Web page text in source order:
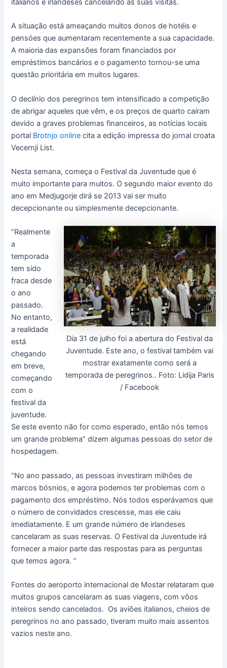
italianos e irlandeses cancelando as suas visitas.
A situação está ameaçando muitos donos de hotéis e
pensóes que aumentaram recentemente a sua capacidade.
A maioria das expansões foram financiados por
empréstimos bancários e o pagamento tornou-se uma
questão prioritária em muitos lugares.
O declínio dos peregrinos tem intensificado a competição
de abrigar aqueles que vêm, e os preços de quarto caíram
devido a graves problemas financeiros, as notícias locais
portal Brotnjo online cita a edição impressa do jornal croata
Vecernji List.
Nesta semana, começa o Festival da Juventude que é
muito importante para muitos. O segundo maior evento do
ano em Medjugorje dirá se 2013 vai ser muito
decepcionante ou simplesmente decepcionante.
Dia 31 de julho foi a abertura do Festival da
Juventude. Este ano, o festival também vai
mostrar exatamente como será a
temporada de peregrinos.. Foto: Lidija Paris
/ Facebook
“Realmente
a
temporada
tem sido
fraca desde
o ano
passado.
No entanto,
a realidade
está
chegando
em breve,
começando
com o
festival da
juventude.
Se este evento não for como esperado, então nós temos
um grande problema” dizem algumas pessoas do setor de
hospedagem.
“No ano passado, as pessoas investiram milhões de
marcos bósnios, e agora podemos ter problemas com o
pagamento dos empréstimo. Nós todos esperávamos que
o número de convidados crescesse, mas ele caiu
imediatamente. E um grande número de irlandeses
cancelaram as suas reservas. O Festival da Juventude irá
fornecer a maior parte das respostas para as perguntas
que temos agora. ”
Fontes do aeroporto internacional de Mostar relataram que
muitos grupos cancelaram as suas viagens, com vôos
inteiros sendo cancelados. Os aviões italianos, cheios de
peregrinos no ano passado, tiveram muito mais assentos
vazios neste ano.